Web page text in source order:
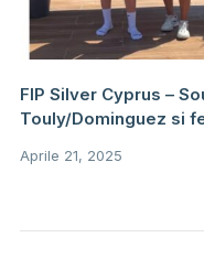
FIP Silver Cyprus –
Touly/Dominguez si
Aprile 21, 2025